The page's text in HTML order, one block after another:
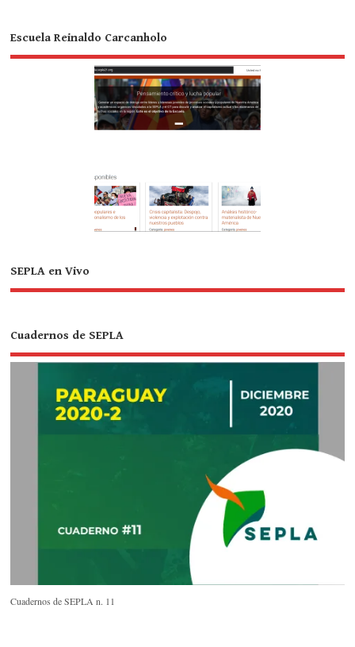
Escuela Reinaldo Carcanholo
SEPLA en Vivo
Cuadernos de SEPLA
Cuadernos de SEPLA n. 11